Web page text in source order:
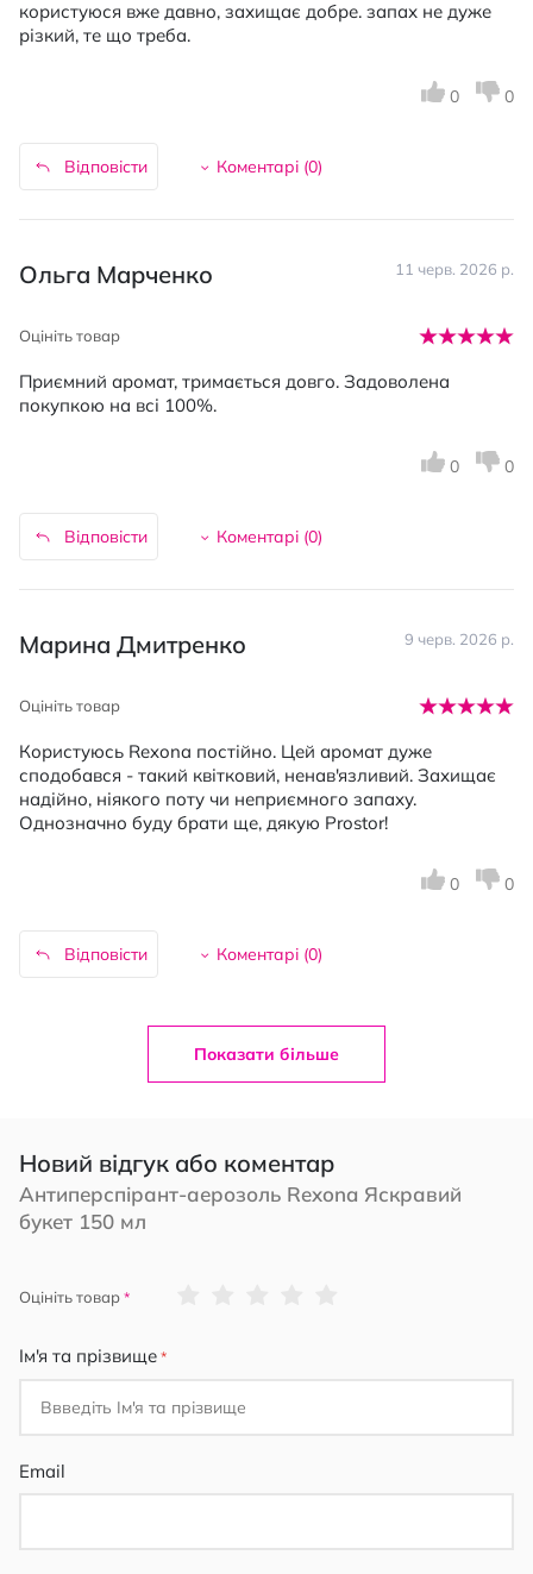
користуюся вже давно, захищає добре. запах не дуже
різкий, те що треба.
Відповісти Коментарі (0)
0 0
Ольга Марченко 11 черв. 2026 р.
Оцініть товар
Приємний аромат, тримається довго. Задоволена
покупкою на всі 100%.
Відповісти Коментарі (0)
0 0
Марина Дмитренко 9 черв. 2026 р.
Оцініть товар
Користуюсь Rexona постійно. Цей аромат дуже
сподобався - такий квітковий, ненав'язливий. Захищає
надійно, ніякого поту чи неприємного запаху.
Однозначно буду брати ще, дякую Prostor!
Відповісти Коментарі (0)
0 0
Показати більше
Новий відгук або коментар
Антиперспірант-аерозоль Rexona Яскравий
букет 150 мл
Оцініть товар
Ім'я та прізвище
Email